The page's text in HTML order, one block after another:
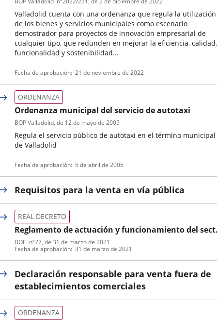
externa.externa.
Valladolid cuenta con una ordenanza que regula la utilización
de los bienes y servicios municipales como escenario
demostrador para proyectos de innovación empresarial de
cualquier tipo, que redunden en mejorar la eficiencia, calidad,
funcionalidad y sostenibilidad...
de
normativa
boletin
Fecha de aprobación 21 de noviembre de 2022
Ordenanza municipal del servicio de autotaxi
Regula el servicio público de autotaxi en el término municipal
de Valladolid
de
normativa
ORDENANZA
boletin
BOP Valladolid, de 12 de mayo de 2005
Fecha de aprobación 5 de abril de 2005
Requisitos para la venta en vía pública
Reglamento de actuación y funcionamiento del
público por medios electrónicos
Tipo
de
normativa
REAL DECRETO
Referencia
boletin
BOE nº77, de 31 de marzo de 2021
Fecha de aprobación 31 de marzo de 2021
Declaración responsable para venta fuera de
establecimientos comerciales
ORDENANZA